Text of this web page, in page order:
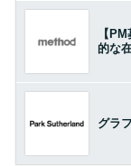
【
的な
グラ